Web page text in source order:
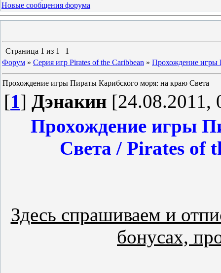
Новые сообщения форума
Страница 1 из 1
1
Форум » Серия игр Pirates of the Caribbean » Прохождение игры
Прохождение игры Пираты Карибского моря: на краю Света
[1] Дэнакин [24.08.2011,
Прохождение игры
Света / Pirates of
Здесь спрашиваем и
бонусах,